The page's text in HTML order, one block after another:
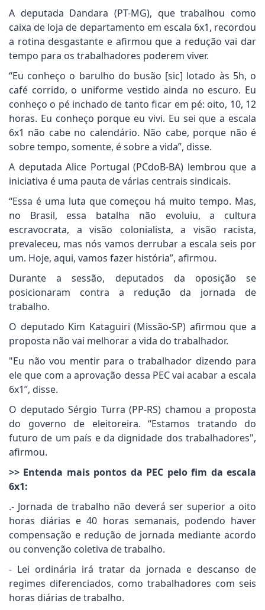
A deputada Dandara (PT-MG), que trabalhou como
caixa de loja de departamento em escala 6x1, recordou
a rotina desgastante e afirmou que a redução vai dar
tempo para os trabalhadores poderem viver.
“Eu conheço o barulho do busão [sic] lotado às 5h, o
café corrido, o uniforme vestido ainda no escuro. Eu
conheço o pé inchado de tanto ficar em pé: oito, 10, 12
horas. Eu conheço porque eu vivi. Eu sei que a escala
6x1 não cabe no calendário. Não cabe, porque não é
sobre tempo, somente, é sobre a vida”, disse.
A deputada Alice Portugal (PCdoB-BA) lembrou que a
iniciativa é uma pauta de várias centrais sindicais.
“Essa é uma luta que começou há muito tempo. Mas,
no Brasil, essa batalha não evoluiu, a cultura
escravocrata, a visão colonialista, a visão racista,
prevaleceu, mas nós vamos derrubar a escala seis por
um. Hoje, aqui, vamos fazer história”, afirmou.
Durante a sessão, deputados da oposição se
posicionaram contra a redução da jornada de
trabalho.
O deputado Kim Kataguiri (Missão-SP) afirmou que a
proposta não vai melhorar a vida do trabalhador.
"Eu não vou mentir para o trabalhador dizendo para
ele que com a aprovação dessa PEC vai acabar a escala
6x1”, disse.
O deputado Sérgio Turra (PP-RS) chamou a proposta
do governo de eleitoreira. “Estamos tratando do
futuro de um país e da dignidade dos trabalhadores",
afirmou.
>> Entenda mais pontos da PEC pelo fim da escala
6x1:
.- Jornada de trabalho não deverá ser superior a oito
horas diárias e 40 horas semanais, podendo haver
compensação e redução de jornada mediante acordo
ou convenção coletiva de trabalho.
- Lei ordinária irá tratar da jornada e descanso de
regimes diferenciados, como trabalhadores com seis
horas diárias de trabalho.